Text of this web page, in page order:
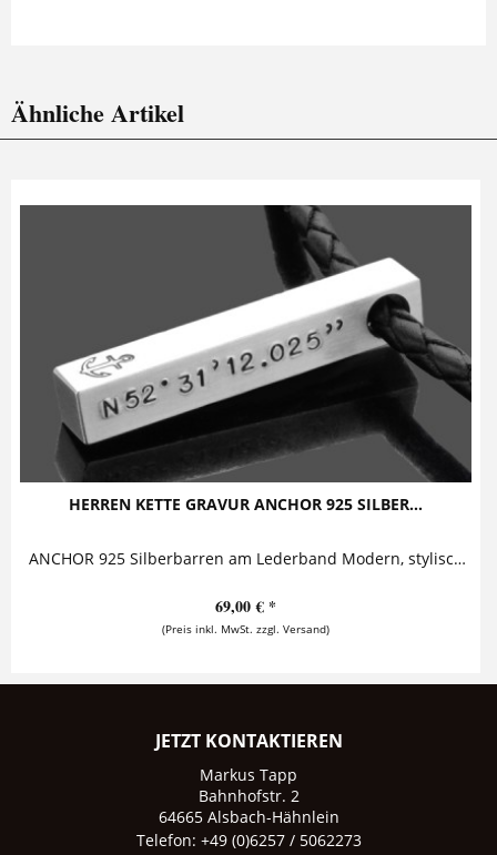
Ähnliche Artikel
HERREN KETTE GRAVUR ANCHOR 925 SILBER...
ANCHOR 925 Silberbarren am Lederband Modern, stylisch und zugleich elegant ist diese Herrenkette mit Gravur aus 925 Sterling Silber und...
69,00 € *
(Preis inkl. MwSt. zzgl. Versand)
JETZT KONTAKTIEREN
Markus Tapp
Bahnhofstr. 2
64665 Alsbach-Hähnlein
Telefon: +49 (0)6257 / 5062273